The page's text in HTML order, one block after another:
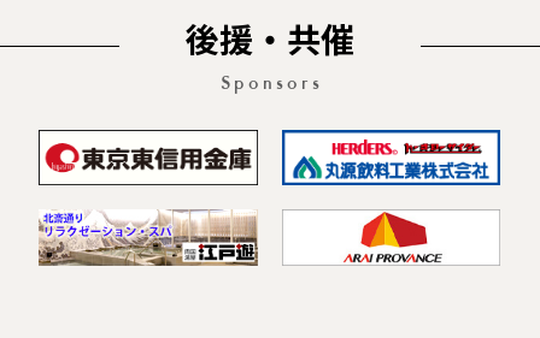
後援・共催
Sponsors